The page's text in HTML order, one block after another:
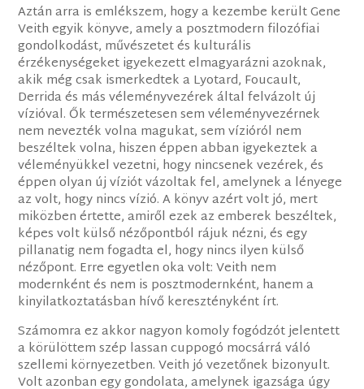
Aztán arra is emlékszem, hogy a kezembe került Gene
Veith egyik könyve, amely a posztmodern filozófiai
gondolkodást, művészetet és kulturális
érzékenységeket igyekezett elmagyarázni azoknak,
akik még csak ismerkedtek a Lyotard, Foucault,
Derrida és más véleményvezérek által felvázolt új
vízióval. Ők természetesen sem véleményvezérnek
nem nevezték volna magukat, sem vízióról nem
beszéltek volna, hiszen éppen abban igyekeztek a
véleményükkel vezetni, hogy nincsenek vezérek, és
éppen olyan új víziót vázoltak fel, amelynek a lényege
az volt, hogy nincs vízió. A könyv azért volt jó, mert
miközben értette, amiről ezek az emberek beszéltek,
képes volt külső nézőpontból rájuk nézni, és egy
pillanatig nem fogadta el, hogy nincs ilyen külső
nézőpont. Erre egyetlen oka volt: Veith nem
modernként és nem is posztmodernként, hanem a
kinyilatkoztatásban hívő keresztényként írt.
Számomra ez akkor nagyon komoly fogódzót jelentett
a körülöttem szép lassan cuppogó mocsárrá váló
szellemi környezetben. Veith jó vezetőnek bizonyult.
Volt azonban egy gondolata, amelynek igazsága úgy